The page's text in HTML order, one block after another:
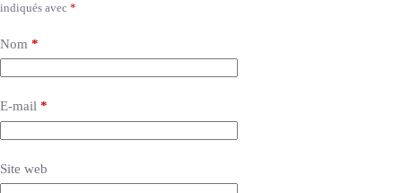
indiqués avec *
Nom *
E-mail *
Site web